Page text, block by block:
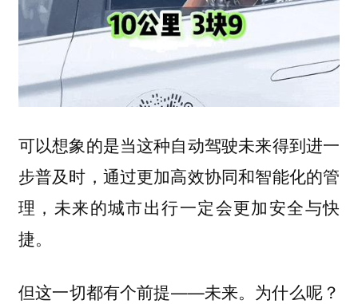
可以想象的是当这种自动驾驶未来得到进一
步普及时，通过更加高效协同和智能化的管
理，未来的城市出行一定会更加安全与快
捷。
但这一切都有个前提——未来。为什么呢？